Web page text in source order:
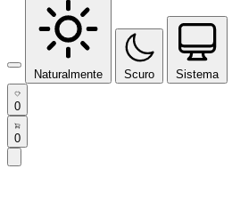
Naturalmente Scuro Sistema
0
0